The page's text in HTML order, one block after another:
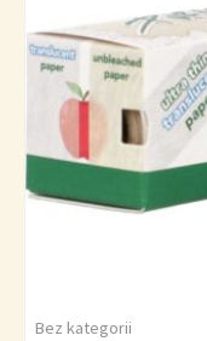
Bez kategorii